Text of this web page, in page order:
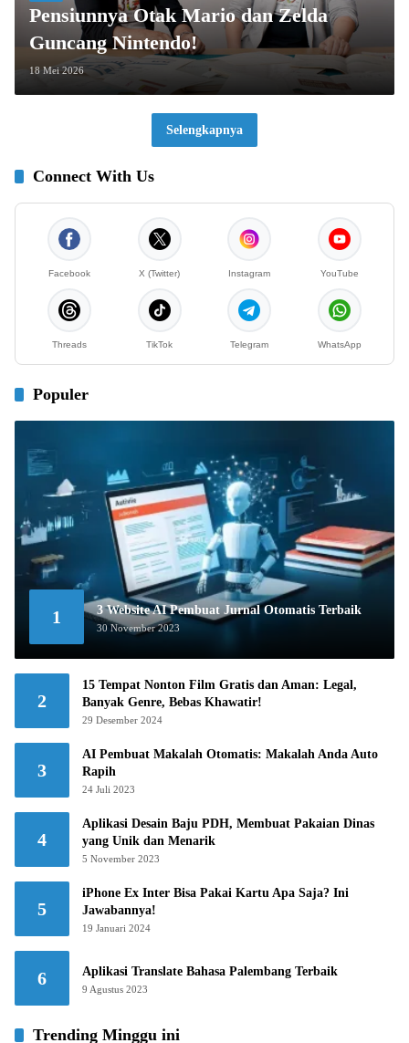
Pensiunnya Otak Mario dan Zelda
Guncang Nintendo!
18 Mei 2026
Selengkapnya
Connect With Us
Facebook X (Twitter) Instagram YouTube
Threads TikTok Telegram WhatsApp
Populer
1 3 Website AI Pembuat Jurnal Otomatis Terbaik
30 November 2023
2
15 Tempat Nonton Film Gratis dan Aman: Legal,
Banyak Genre, Bebas Khawatir!
29 Desember 2024
3
AI Pembuat Makalah Otomatis: Makalah Anda Auto
Rapih
24 Juli 2023
4
Aplikasi Desain Baju PDH, Membuat Pakaian Dinas
yang Unik dan Menarik
5 November 2023
5
iPhone Ex Inter Bisa Pakai Kartu Apa Saja? Ini
Jawabannya!
19 Januari 2024
6 Aplikasi Translate Bahasa Palembang Terbaik
9 Agustus 2023
Trending Minggu ini